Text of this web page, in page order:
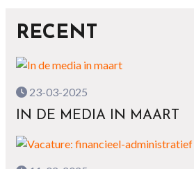
RECENT
23-03-2025
IN DE MEDIA IN MAART